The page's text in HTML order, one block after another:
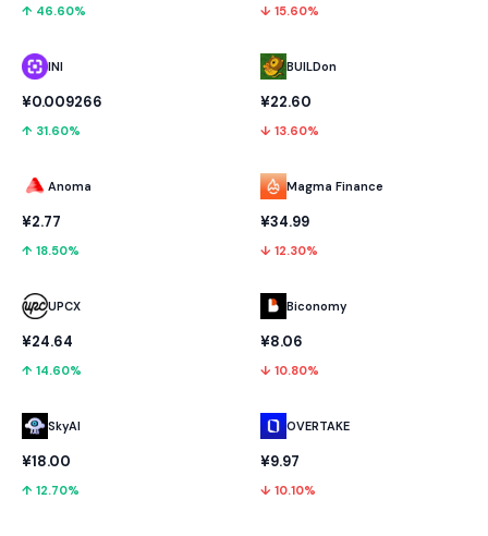
↑ 46.60%
INI
¥0.009266
↑ 31.60%
Anoma
¥2.77
↑ 18.50%
UPCX
¥24.64
↑ 14.60%
SkyAI
¥18.00
↑ 12.70%
↓ 15.60%
BUILDon
¥22.60
↓ 13.60%
Magma Finance
¥34.99
↓ 12.30%
Biconomy
¥8.06
↓ 10.80%
OVERTAKE
¥9.97
↓ 10.10%